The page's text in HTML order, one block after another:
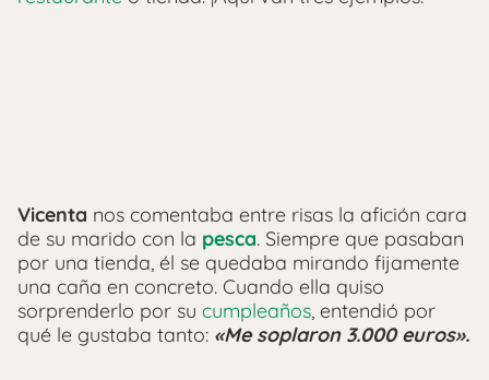
Vicenta nos comentaba entre risas la afición cara
de su marido con la pesca. Siempre que pasaban
por una tienda, él se quedaba mirando fijamente
una caña en concreto. Cuando ella quiso
sorprenderlo por su cumpleaños, entendió por
qué le gustaba tanto: «Me soplaron 3.000 euros».